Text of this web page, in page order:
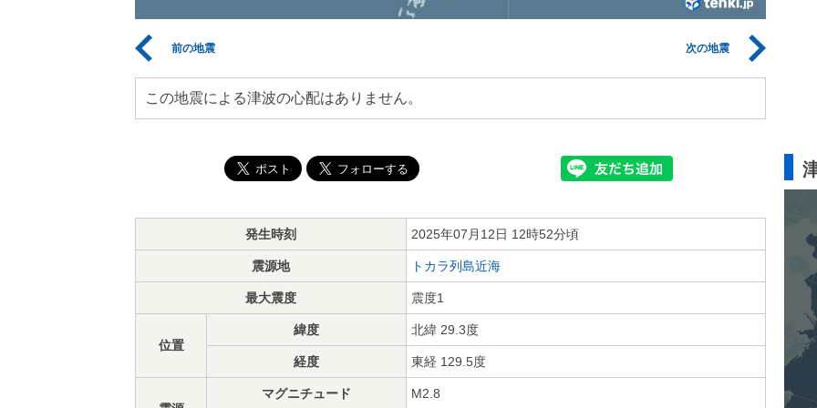
前の地震 次の地震
この地震による津波の心配はありません。
発生時刻 2025年07月12日 12時52分頃
震源地 トカラ列島近海
最大震度 震度1
位置
緯度 北緯 29.3度
経度 東経 129.5度
マグニチュード M2.8